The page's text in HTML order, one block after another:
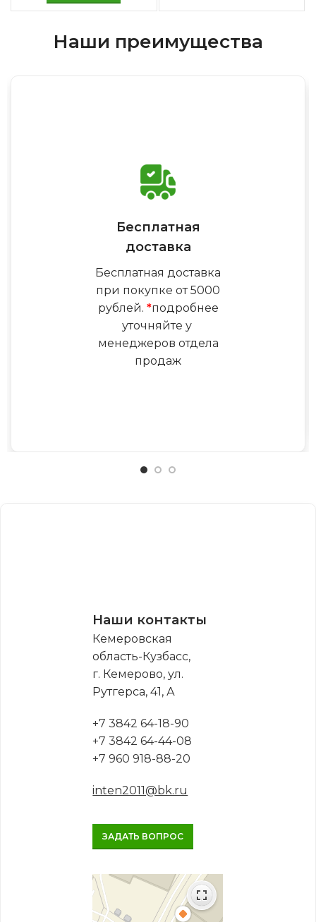
Наши преимущества
Бесплатная
доставка
Бесплатная доставка
при покупке от 5000
рублей. *подробнее
уточняйте у
менеджеров отдела
продаж
Наши контакты
Кемеровская
область-Кузбасс,
г. Кемерово, ул.
Рутгерса, 41, А
+7 3842 64-18-90
+7 3842 64-44-08
+7 960 918-88-20
inten2011@bk.ru
ЗАДАТЬ ВОПРОС